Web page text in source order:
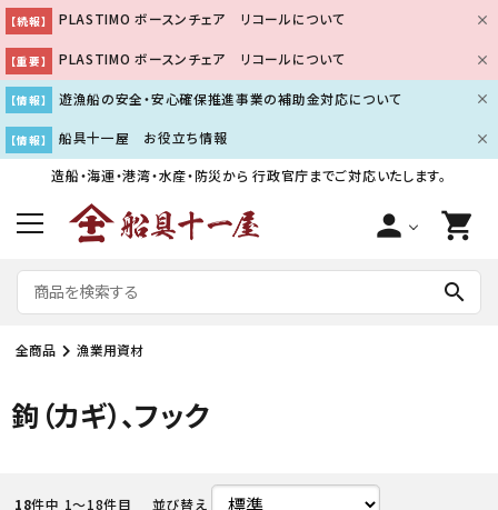
【続報】 PLASTIMO ボースンチェア リコールについて
【重要】 PLASTIMO ボースンチェア リコールについて
【情報】 遊漁船の安全・安心確保推進事業の補助金対応について
【情報】
船具十一屋 お役立ち情報
造船・海運・港湾・水産・防災から行政官庁までご対応いたします。
person shopping_cart
search
全商品 漁業用資材
鉤（カギ）、フック
18件中 1〜18件目 並び替え